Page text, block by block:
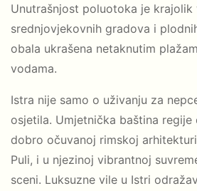
Unutrašnjost poluotoka je krajolik
srednjovjekovnih gradova i
obala ukrašena netaknutim
vodama.
Istra nije samo o uživanju za
osjetila. Umjetnička baština
dobro očuvanoj rimskoj
Puli, i u njezinoj vibrantnoj
sceni. Luksuzne vile u Istri